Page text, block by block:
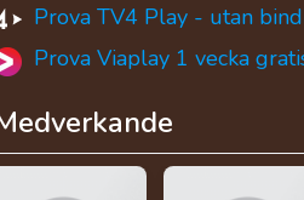
Prova TV4 Play - utan
Prova Viaplay 1 vecka